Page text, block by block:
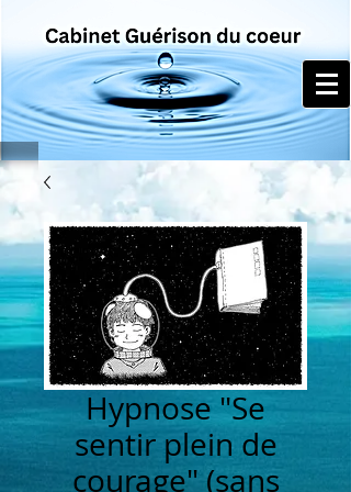
Hypnose "Se
sentir plein de
courage" (sans